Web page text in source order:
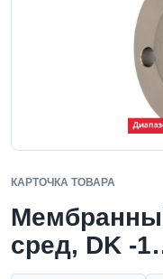
КАРТОЧКА ТОВАРА
сред, DK -